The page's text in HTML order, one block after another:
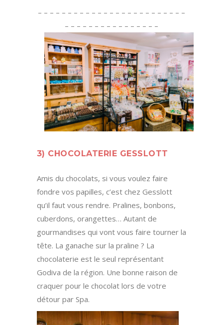
– – – – – – – – – – – – – – – – – – – – – – – – –
– – – – – – – – – – – – – – – –
3) CHOCOLATERIE GESSLOTT
Amis du chocolats, si vous voulez faire
fondre vos papilles, c’est chez Gesslott
qu’il faut vous rendre. Pralines, bonbons,
cuberdons, orangettes… Autant de
gourmandises qui vont vous faire tourner la
tête. La ganache sur la praline ? La
chocolaterie est le seul représentant
Godiva de la région. Une bonne raison de
craquer pour le chocolat lors de votre
détour par Spa.